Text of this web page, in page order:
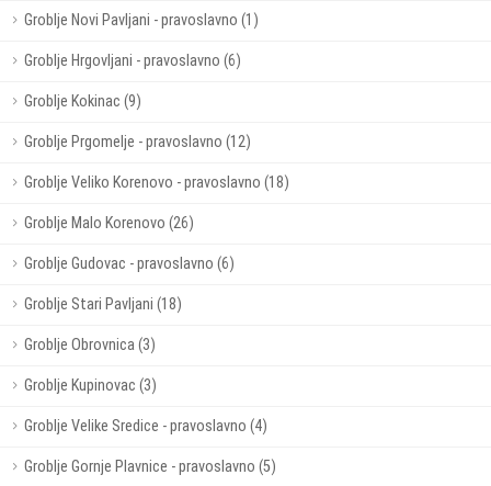
Groblje Novi Pavljani - pravoslavno (1)
Groblje Hrgovljani - pravoslavno (6)
Groblje Kokinac (9)
Groblje Prgomelje - pravoslavno (12)
Groblje Veliko Korenovo - pravoslavno (18)
Groblje Malo Korenovo (26)
Groblje Gudovac - pravoslavno (6)
Groblje Stari Pavljani (18)
Groblje Obrovnica (3)
Groblje Kupinovac (3)
Groblje Velike Sredice - pravoslavno (4)
Groblje Gornje Plavnice - pravoslavno (5)